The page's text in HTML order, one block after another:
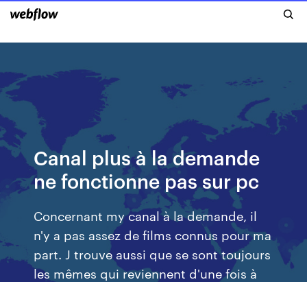
Canal plus à la demande
ne fonctionne pas sur pc
Concernant my canal à la demande, il
n'y a pas assez de films connus pour ma
part. J trouve aussi que se sont toujours
les mêmes qui reviennent d'une fois à